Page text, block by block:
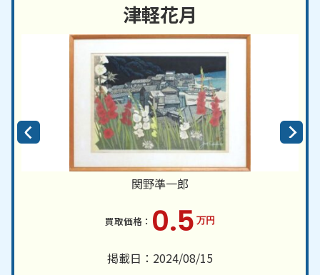
／新札幌駅／八軒駅／新琴似駅／太平駅／麻生駅／
北24条駅／大通駅／さっぽろ駅／円山公園駅／琴似
駅（地下鉄）／新さっぽろ駅（地下鉄）
小樽市・千歳市・江別市 など、周辺地域からのご依
頼にも対応しております。
津軽花月
関野準一郎
0.5 万円
掲載日：2024/08/15